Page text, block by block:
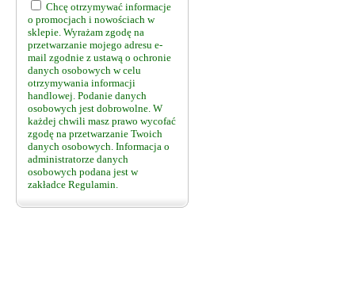
Chcę otrzymywać informacje
o promocjach i nowościach w
sklepie. Wyrażam zgodę na
przetwarzanie mojego adresu e-
mail zgodnie z ustawą o ochronie
danych osobowych w celu
otrzymywania informacji
handlowej. Podanie danych
osobowych jest dobrowolne. W
każdej chwili masz prawo wycofać
zgodę na przetwarzanie Twoich
danych osobowych. Informacja o
administratorze danych
osobowych podana jest w
zakładce Regulamin.